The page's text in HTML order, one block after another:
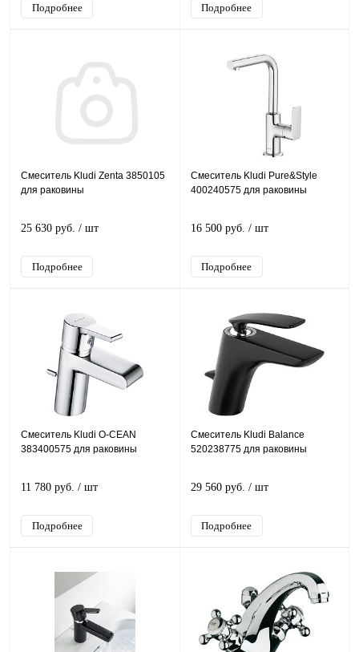
Подробнее Подробнее
Смеситель Kludi Zenta 3850105
для раковины
25 630 руб. / шт
Подробнее
Смеситель Kludi Pure&Style
400240575 для раковины
16 500 руб. / шт
Подробнее
Смеситель Kludi O-CEAN
383400575 для раковины
11 780 руб. / шт
Подробнее
Смеситель Kludi Balance
520238775 для раковины
29 560 руб. / шт
Подробнее